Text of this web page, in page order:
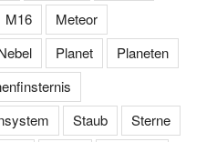
M16
Meteor
Planet
Planeten
Staub
Sterne